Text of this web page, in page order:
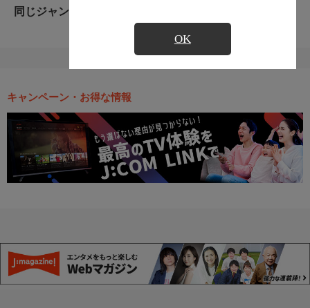
OK
同じジャンルのおすすめ番組
キャンペーン・お得な情報